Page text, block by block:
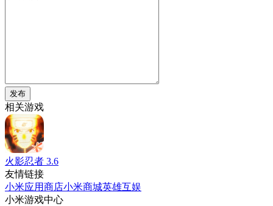
发布
相关游戏
火影忍者 3.6
友情链接
小米应用商店小米商城英雄互娱
小米游戏中心